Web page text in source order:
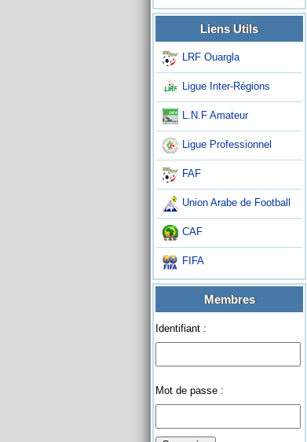
Liens Utils
LRF Ouargla
Ligue Inter-Régions
L.N.F Amateur
Ligue Professionnel
FAF
Union Arabe de Football
CAF
FIFA
Membres
Identifiant :
Mot de passe :